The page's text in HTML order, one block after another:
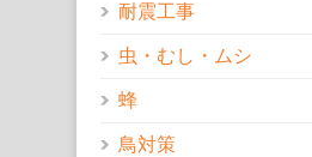
耐震工事
虫・むし・ムシ
蜂
鳥対策